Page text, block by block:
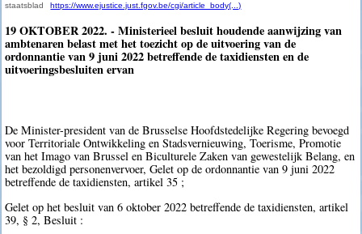
staatsblad https://www.ejustice.just.fgov.be/cgi/article_body(...)
19 OKTOBER 2022. - Ministerieel besluit houdende aanwijzing van
ambtenaren belast met het toezicht op de uitvoering van de
ordonnantie van 9 juni 2022 betreffende de taxidiensten en de
uitvoeringsbesluiten ervan
De Minister-president van de Brusselse Hoofdstedelijke Regering bevoegd
voor Territoriale Ontwikkeling en Stadsvernieuwing, Toerisme, Promotie
van het Imago van Brussel en Biculturele Zaken van gewestelijk Belang, en
het bezoldigd personenvervoer, Gelet op de ordonnantie van 9 juni 2022
betreffende de taxidiensten, artikel 35 ;
Gelet op het besluit van 6 oktober 2022 betreffende de taxidiensten, artikel
39, § 2, Besluit :